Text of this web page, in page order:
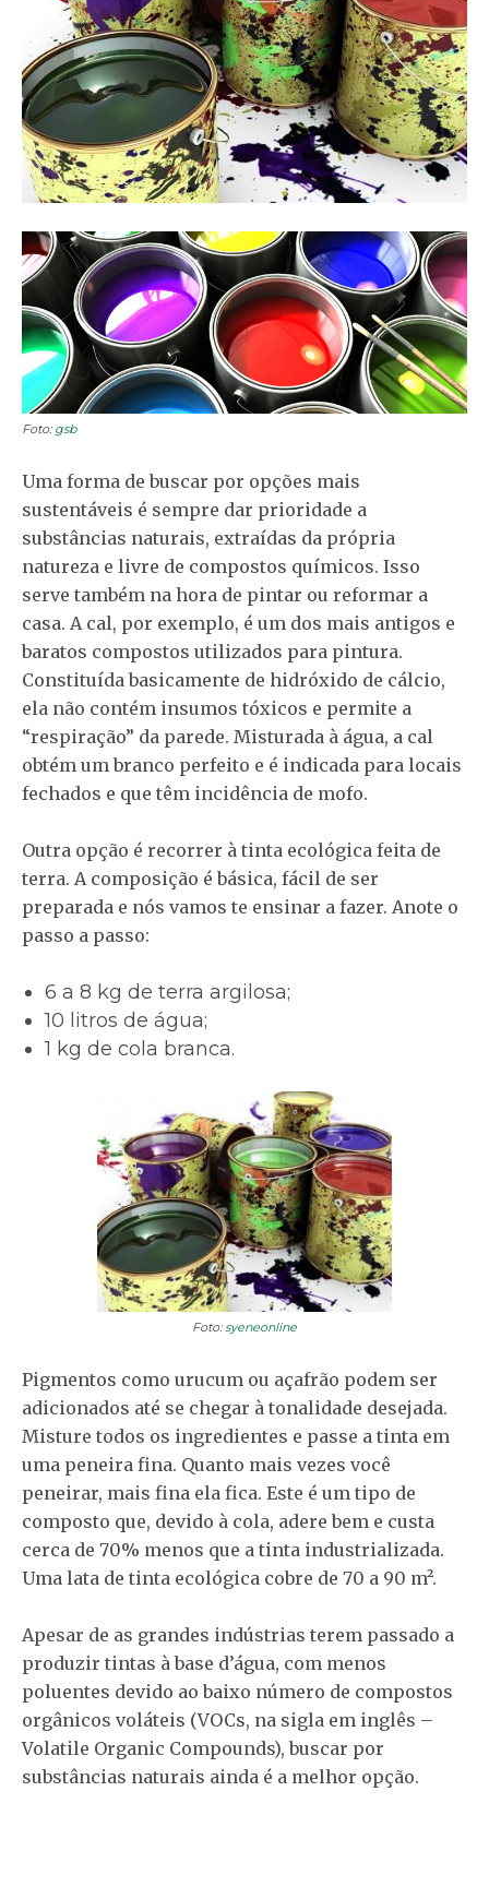
Foto: gsb
Uma forma de buscar por opções mais
sustentáveis é sempre dar prioridade a
substâncias naturais, extraídas da própria
natureza e livre de compostos químicos. Isso
serve também na hora de pintar ou reformar a
casa. A cal, por exemplo, é um dos mais antigos e
baratos compostos utilizados para pintura.
Constituída basicamente de hidróxido de cálcio,
ela não contém insumos tóxicos e permite a
“respiração” da parede. Misturada à água, a cal
obtém um branco perfeito e é indicada para locais
fechados e que têm incidência de mofo.
Outra opção é recorrer à tinta ecológica feita de
terra. A composição é básica, fácil de ser
preparada e nós vamos te ensinar a fazer. Anote o
passo a passo:
6 a 8 kg de terra argilosa;
10 litros de água;
1 kg de cola branca.
Foto:syeneonline
Pigmentos como urucum ou açafrão podem ser
adicionados até se chegar à tonalidade desejada.
Misture todos os ingredientes e passe a tinta em
uma peneira fina. Quanto mais vezes você
peneirar, mais fina ela fica. Este é um tipo de
composto que, devido à cola, adere bem e custa
cerca de 70% menos que a tinta industrializada.
Uma lata de tinta ecológica cobre de 70 a 90 m².
Apesar de as grandes indústrias terem passado a
produzir tintas à base d’água, com menos
poluentes devido ao baixo número de compostos
orgânicos voláteis (VOCs, na sigla em inglês –
Volatile Organic Compounds), buscar por
substâncias naturais ainda é a melhor opção.